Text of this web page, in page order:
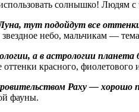
солнышко! Людям с
тут подойдут все
звездное небо, мальчикам —
а в астрологии
оттенки красного,
Раху — хорошо
фауны.